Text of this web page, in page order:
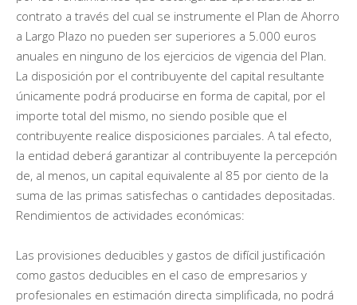
contrato a través del cual se instrumente el Plan de Ahorro
a Largo Plazo no pueden ser superiores a 5.000 euros
anuales en ninguno de los ejercicios de vigencia del Plan.
La disposición por el contribuyente del capital resultante
únicamente podrá producirse en forma de capital, por el
importe total del mismo, no siendo posible que el
contribuyente realice disposiciones parciales. A tal efecto,
la entidad deberá garantizar al contribuyente la percepción
de, al menos, un capital equivalente al 85 por ciento de la
suma de las primas satisfechas o cantidades depositadas.
Rendimientos de actividades económicas:
Las provisiones deducibles y gastos de difícil justificación
como gastos deducibles en el caso de empresarios y
profesionales en estimación directa simplificada, no podrá